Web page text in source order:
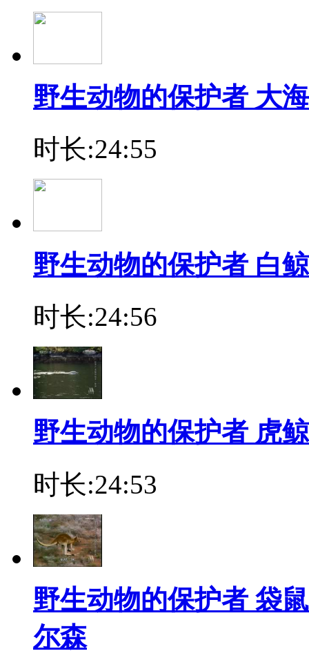
野生动物的保护者 大
时长:24:55
野生动物的保护者 白
时长:24:56
野生动物的保护者 虎
时长:24:53
野生动物的保护者 袋
尔森